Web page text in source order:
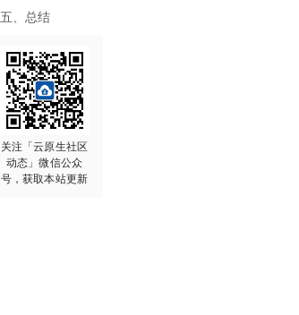
五、总结
关注「云原生社区
动态」微信公众
号，获取本站更新